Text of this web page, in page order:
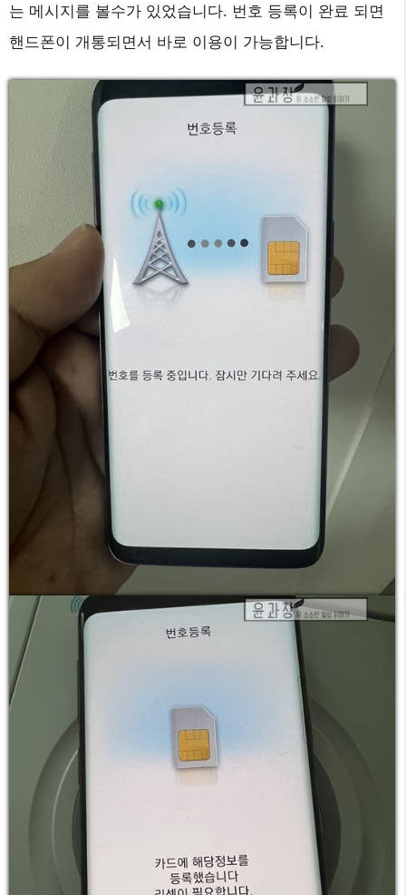
는 메시지를 볼수가 있었습니다. 번호 등록이 완료 되면
핸드폰이 개통되면서 바로 이용이 가능합니다.